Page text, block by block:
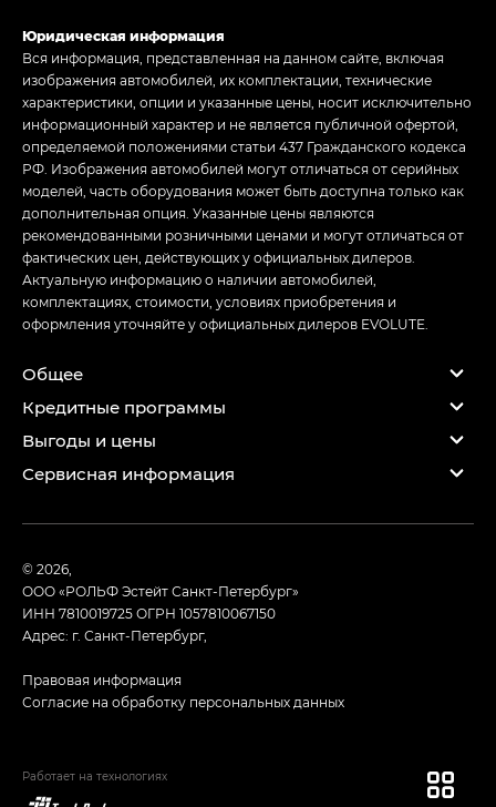
Юридическая информация
Вся информация, представленная на данном сайте, включая
изображения автомобилей, их комплектации, технические
характеристики, опции и указанные цены, носит исключительно
информационный характер и не является публичной офертой,
определяемой положениями статьи 437 Гражданского кодекса
РФ. Изображения автомобилей могут отличаться от серийных
моделей, часть оборудования может быть доступна только как
дополнительная опция. Указанные цены являются
рекомендованными розничными ценами и могут отличаться от
фактических цен, действующих у официальных дилеров.
Актуальную информацию о наличии автомобилей,
комплектациях, стоимости, условиях приобретения и
оформления уточняйте у официальных дилеров EVOLUTE.
Общее
Кредитные программы
Выгоды и цены
Сервисная информация
© 2026,
ООО «РОЛЬФ Эстейт Санкт-Петербург»
ИНН 7810019725ОГРН 1057810067150
Адрес: г. Санкт-Петербург,
Правовая информация
Согласие на обработку персональных данных
Работает на технологиях